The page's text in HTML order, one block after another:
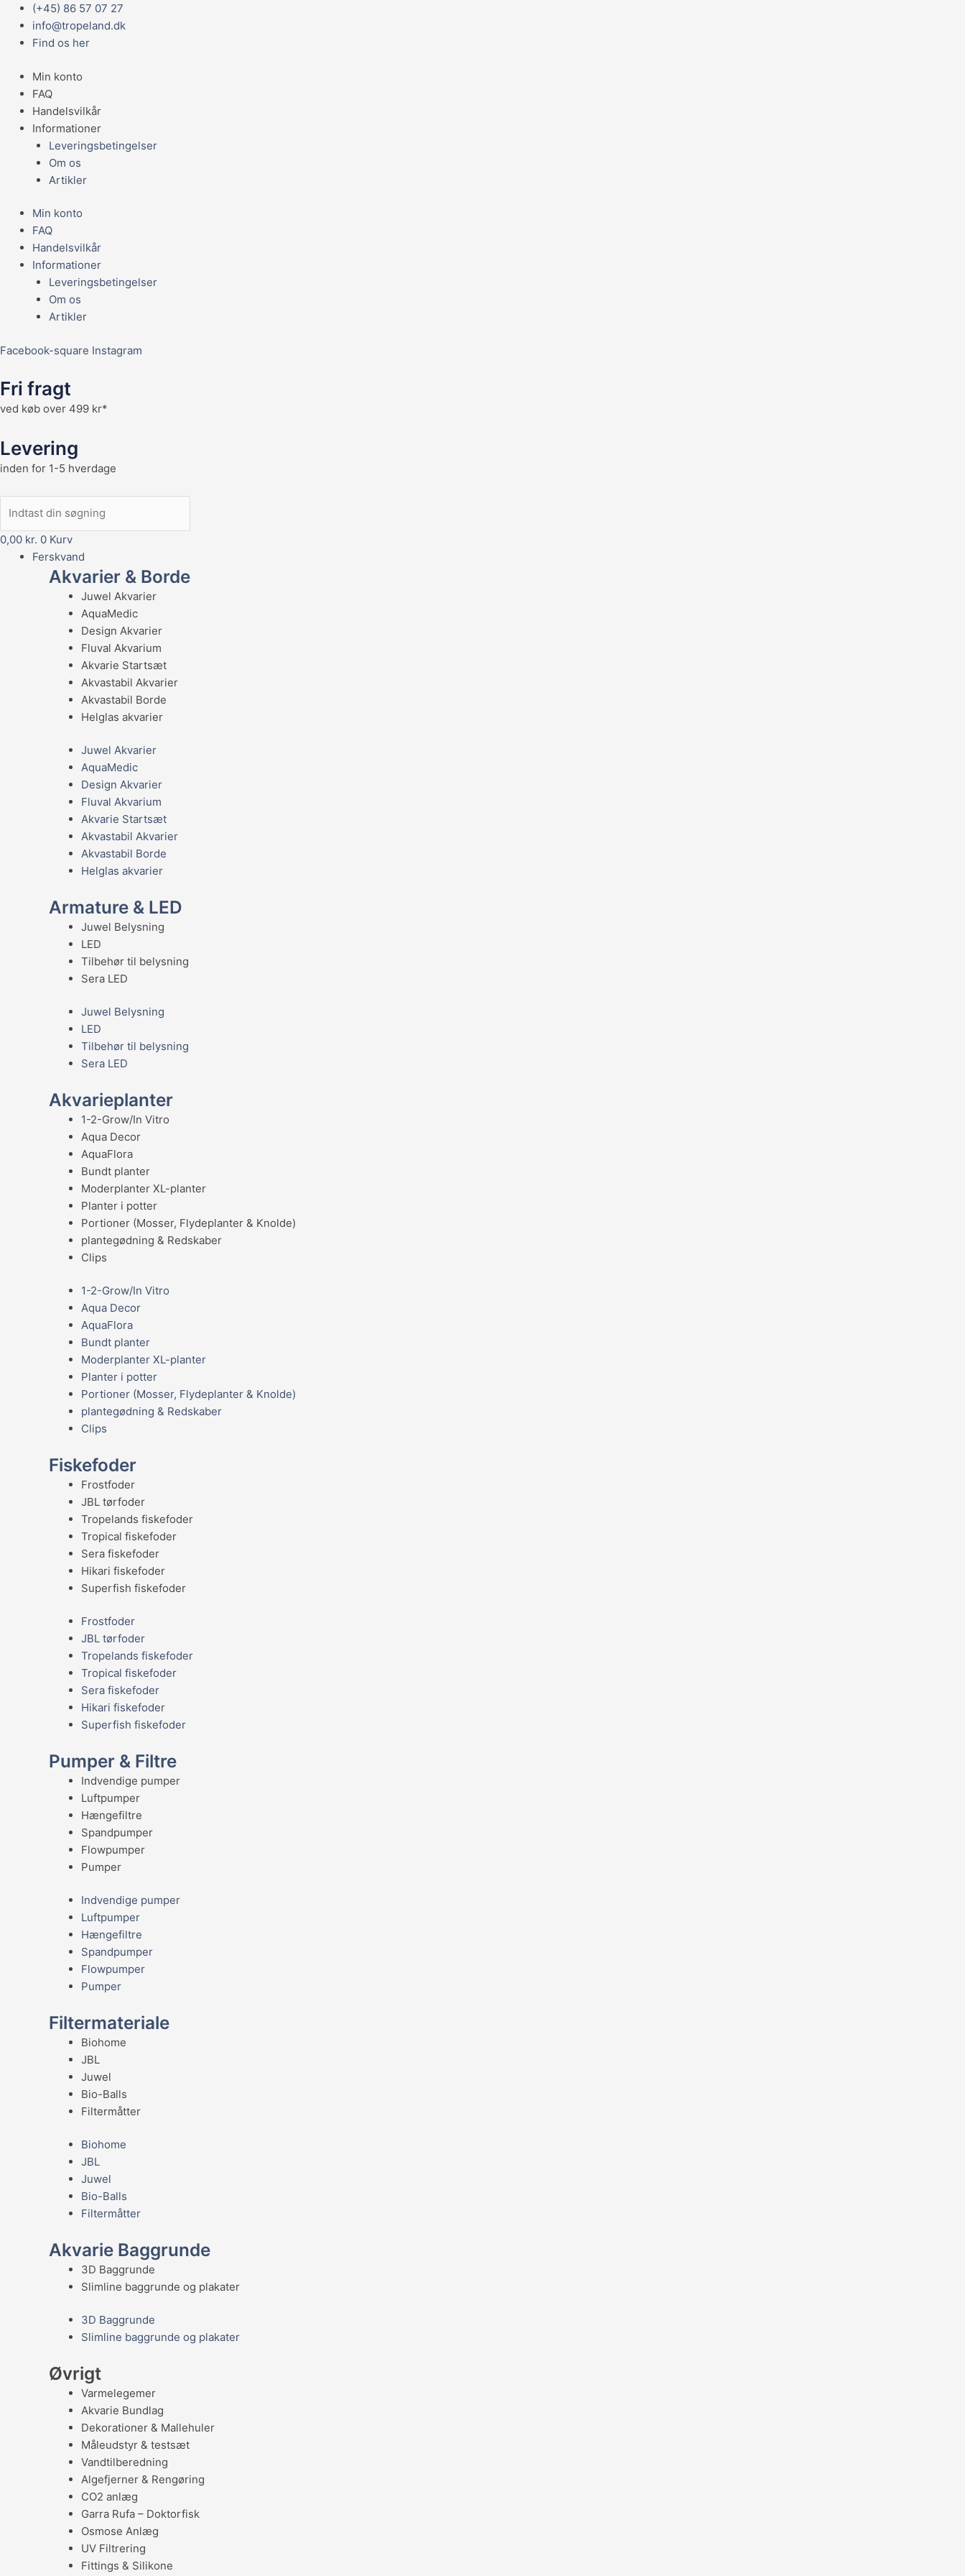
indholdet
(+45) 86 57 07 27
info@tropeland.dk
Find os her
Min konto
FAQ
Handelsvilkår
Informationer
Leveringsbetingelser
Om os
Artikler
Min konto
FAQ
Handelsvilkår
Informationer
Leveringsbetingelser
Om os
Artikler
Facebook-square Instagram
Fri fragt
ved køb over 499 kr*
Levering
inden for 1-5 hverdage
0,00 kr. 0 Kurv
Main
Menu
Ferskvand
Akvarier & Borde
Juwel Akvarier
AquaMedic
Design Akvarier
Fluval Akvarium
Akvarie Startsæt
Akvastabil Akvarier
Akvastabil Borde
Helglas akvarier
Juwel Akvarier
AquaMedic
Design Akvarier
Fluval Akvarium
Akvarie Startsæt
Akvastabil Akvarier
Akvastabil Borde
Helglas akvarier
Armature & LED
Juwel Belysning
LED
Tilbehør til belysning
Sera LED
Juwel Belysning
LED
Tilbehør til belysning
Sera LED
Akvarieplanter
1-2-Grow/In Vitro
Aqua Decor
AquaFlora
Bundt planter
Moderplanter XL-planter
Planter i potter
Portioner (Mosser, Flydeplanter & Knolde)
plantegødning & Redskaber
Clips
1-2-Grow/In Vitro
Aqua Decor
AquaFlora
Bundt planter
Moderplanter XL-planter
Planter i potter
Portioner (Mosser, Flydeplanter & Knolde)
plantegødning & Redskaber
Clips
Fiskefoder
Frostfoder
JBL tørfoder
Tropelands fiskefoder
Tropical fiskefoder
Sera fiskefoder
Hikari fiskefoder
Superfish fiskefoder
Frostfoder
JBL tørfoder
Tropelands fiskefoder
Tropical fiskefoder
Sera fiskefoder
Hikari fiskefoder
Superfish fiskefoder
Pumper & Filtre
Indvendige pumper
Luftpumper
Hængefiltre
Spandpumper
Flowpumper
Pumper
Indvendige pumper
Luftpumper
Hængefiltre
Spandpumper
Flowpumper
Pumper
Filtermateriale
Biohome
JBL
Juwel
Bio-Balls
Filtermåtter
Biohome
JBL
Juwel
Bio-Balls
Filtermåtter
Akvarie Baggrunde
3D Baggrunde
Slimline baggrunde og plakater
3D Baggrunde
Slimline baggrunde og plakater
Øvrigt
Varmelegemer
Akvarie Bundlag
Dekorationer & Mallehuler
Måleudstyr & testsæt
Vandtilberedning
Algefjerner & Rengøring
CO2 anlæg
Garra Rufa – Doktorfisk
Osmose Anlæg
UV Filtrering
Fittings & Silikone
MIM
VARIOCAGE
MAXIMUM
ENKEL
00381
antal